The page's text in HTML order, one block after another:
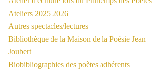
Ateliers 2025 2026
Autres spectacles/lectures
Bibliothèque de la Maison de la Poésie Jean
Joubert
Biobibliographies des poètes adhérents